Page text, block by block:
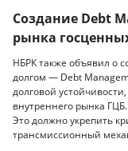
Создание Debt
рынка
НБРК также объявил о
долгом — Debt
долговой
внутреннего рынка ГЦБ.
Это должно укрепить
трансмиссионный